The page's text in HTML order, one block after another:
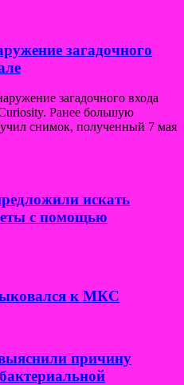
загадочного
загадочного входа
Ранее большую
снимок, полученный 7 мая
искать
с помощью
к МКС
причину